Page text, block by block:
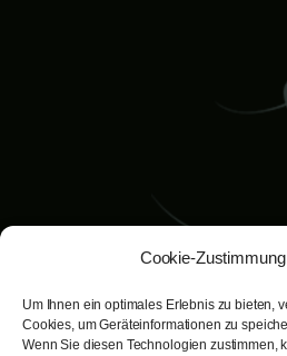
Cookie-
Um Ihnen ein optimales Erlebnis zu bieten,
Cookies, um Geräteinformationen zu
Wenn Sie diesen Technologien zustimmen,
Dr. Bernd
Facharzt